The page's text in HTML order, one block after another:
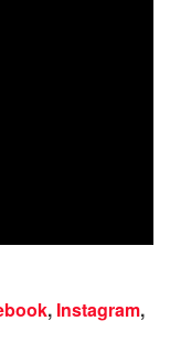
, Instagram,